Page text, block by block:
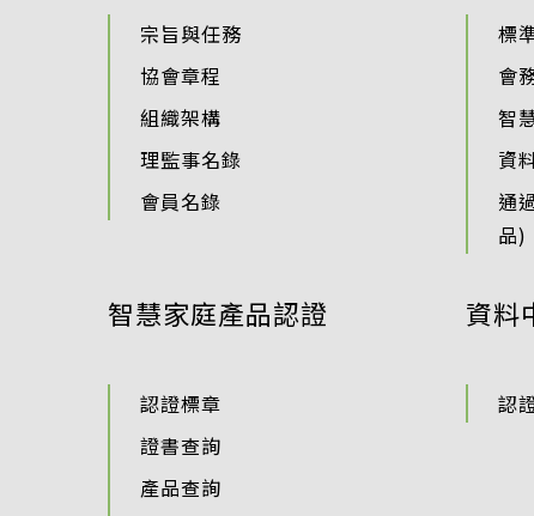
宗旨與任務
協會章程
組織架構
理監事名錄
會員名錄
標
會
智
資
通
品)
智慧家庭產品認證
認證標章
證書查詢
產品查詢
資料
認